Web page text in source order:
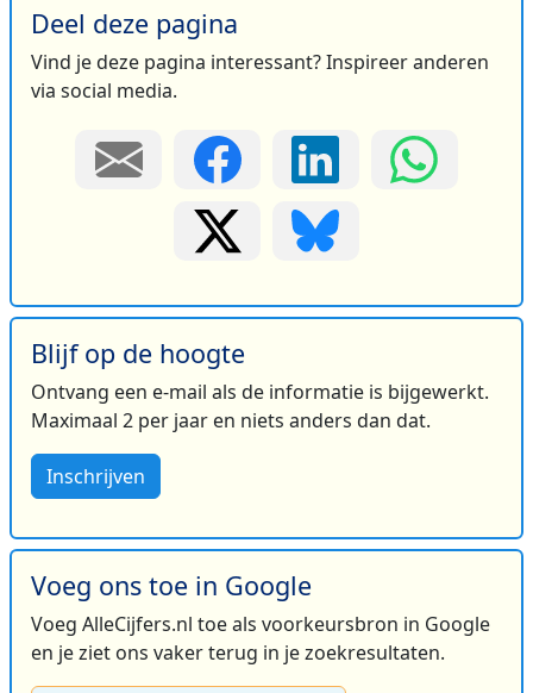
Deel deze pagina
Vind je deze pagina interessant? Inspireer anderen
via social media.
Blijf op de hoogte
Ontvang een e-mail als de informatie is bijgewerkt.
Maximaal 2 per jaar en niets anders dan dat.
Inschrijven
Voeg ons toe in Google
Voeg AlleCijfers.nl toe als voorkeursbron in Google
en je ziet ons vaker terug in je zoekresultaten.